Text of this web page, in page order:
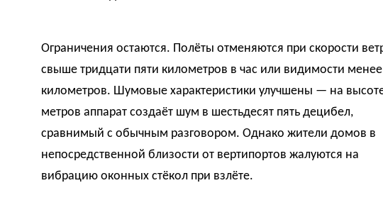
Ограничения остаются. Полёты отменяются при скорости
свыше тридцати пяти километров в час или видимости менее
километров. Шумовые характеристики улучшены — на
метров аппарат создаёт шум в шестьдесят пять децибел,
сравнимый с обычным разговором. Однако жители домов в
непосредственной близости от вертипортов жалуются на
вибрацию оконных стёкол при взлёте.